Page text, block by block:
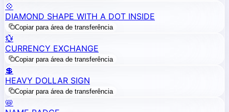
💠
DIAMOND SHAPE WITH A DOT INSIDE
Copiar para área de transferência
💱
CURRENCY EXCHANGE
Copiar para área de transferência
💲
HEAVY DOLLAR SIGN
Copiar para área de transferência
📛